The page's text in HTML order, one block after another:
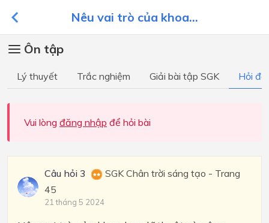
Nêu vai trò của khoa...
Ôn tập
Lý thuyết Trắc nghiệm Giải bài tập SGK Hỏi
Vui lòng đăng nhập để hỏi bài
Câu hỏi 3
SGK Chân trời sáng tạo - Trang
45
21 tháng 5 2024